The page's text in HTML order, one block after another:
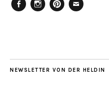
NEWSLETTER VON DER HELDIN